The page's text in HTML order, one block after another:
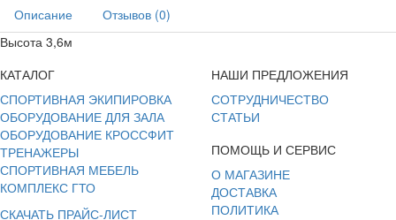
Описание
Отзывов (0)
Высота 3,6м
КАТАЛОГ
СПОРТИВНАЯ ЭКИПИРОВКА
ОБОРУДОВАНИЕ ДЛЯ ЗАЛА
ОБОРУДОВАНИЕ КРОССФИТ
ТРЕНАЖЕРЫ
СПОРТИВНАЯ МЕБЕЛЬ
КОМПЛЕКС ГТО
СКАЧАТЬ ПРАЙС-ЛИСТ
НАШИ ПРЕДЛОЖЕНИЯ
СОТРУДНИЧЕСТВО
СТАТЬИ
ПОМОЩЬ И СЕРВИС
О МАГАЗИНЕ
ДОСТАВКА
ПОЛИТИКА